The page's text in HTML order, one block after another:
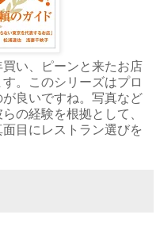
買い、ピーンと来たお店
。このシリーズはプロ
良いですね。写真など
の経験を根拠として、
目にレストラン選びを